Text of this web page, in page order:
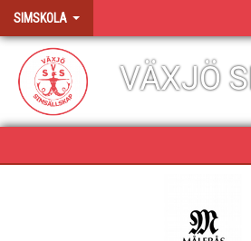
SIMSKOLA
VÄXJÖ